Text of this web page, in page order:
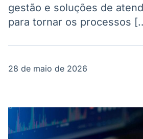
no
Soluções de Dados
gestão e soluções de
para tornar os processos
28 de maio de 2026